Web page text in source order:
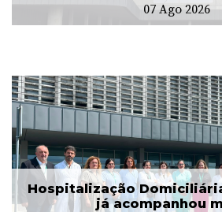
07 Ago 2026
Hospitalização
já acompanhou